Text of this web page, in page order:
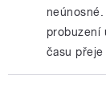
probuzení
času